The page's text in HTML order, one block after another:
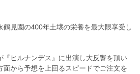
鶴見園の400年土壌の栄養を最大限享受し
ヒルナンデス』に出演し大反響を頂い
面から予想を上回るスピードでご注文を